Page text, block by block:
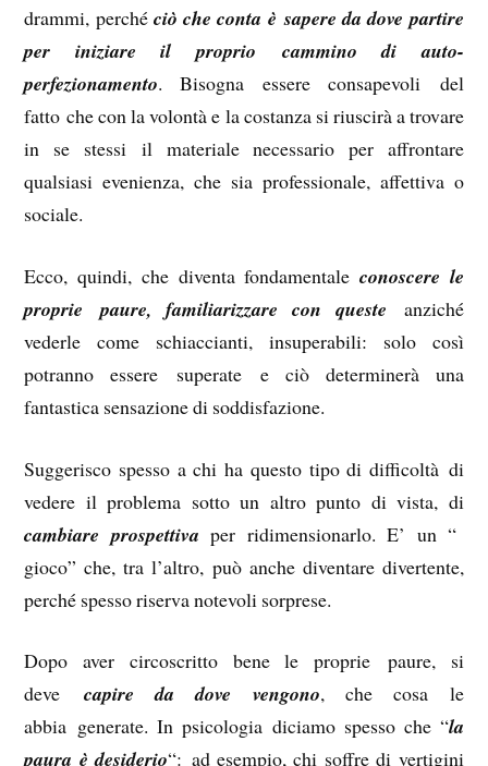
drammi, perchéciò che conta è sapere da dove partire
per iniziare il proprio cammino di auto-
perfezionamento. Bisogna essere consapevoli del
fatto che con la volontà e la costanza si riuscirà a trovare
in se stessi il materiale necessario per affrontare
qualsiasi evenienza, che sia professionale, affettiva o
sociale.
Ecco, quindi, che diventa fondamentale conoscere le
proprie paure, familiarizzare con queste anziché
vederle come schiaccianti, insuperabili: solo così
potranno essere superate e ciò determinerà una
fantastica sensazione di soddisfazione.
Suggerisco spesso a chi ha questo tipo di difficoltà di
vedere il problema sotto un altro punto di vista, di
cambiare prospettiva per ridimensionarlo. E’ un “
gioco” che, tra l’altro, può anche diventare divertente,
perché spesso riserva notevoli sorprese.
Dopo aver circoscritto bene le proprie paure, si
deve capire da dove vengono, che cosa le
abbia generate.In psicologia diciamo spesso che “la
paura è desiderio“: ad esempio, chi soffre di vertigini